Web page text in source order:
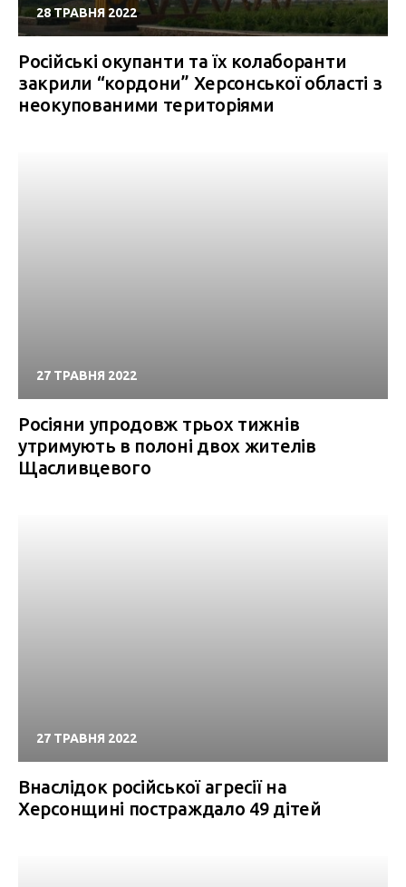
28 ТРАВНЯ 2022
Російські окупанти та їх колаборанти
закрили “кордони” Херсонської області з
неокупованими територіями
27 ТРАВНЯ 2022
Росіяни упродовж трьох тижнів
утримують в полоні двох жителів
Щасливцевого
27 ТРАВНЯ 2022
Внаслідок російської агресії на
Херсонщині постраждало 49 дітей